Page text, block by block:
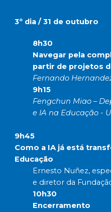
3º dia / 31 de outubro
8h30
Navegar pela
partir de projetos
Fernando
9h15
Fengchun Miao –
e IA na Educação -
9h45
Como a IA já está
Educação
Ernesto Nuñez,
e diretor da
10h30
Encerramento